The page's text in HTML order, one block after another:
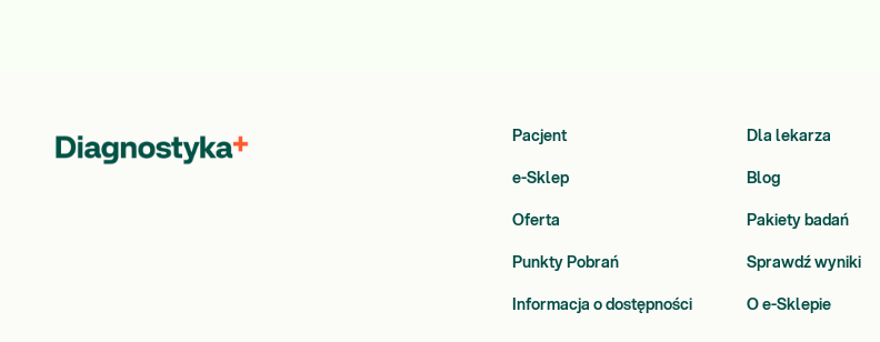
Pacjent Dla lekarza
e-Sklep Blog
Oferta Pakiety badań
Punkty Pobrań Sprawdź wyniki
Informacja o dostępności O e-Sklepie